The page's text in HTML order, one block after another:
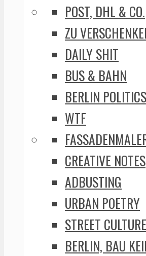
POST, DHL & CO.
ZU
DAILY SHIT
BUS & BAHN
BERLIN POLITICS
WTF
CREATIVE NOTES
ADBUSTING
URBAN POETRY
STREET CULTURE
BERLIN, BAU